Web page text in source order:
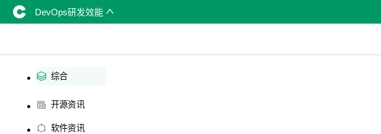
DevOps研发效能
综合
开源资讯
软件资讯